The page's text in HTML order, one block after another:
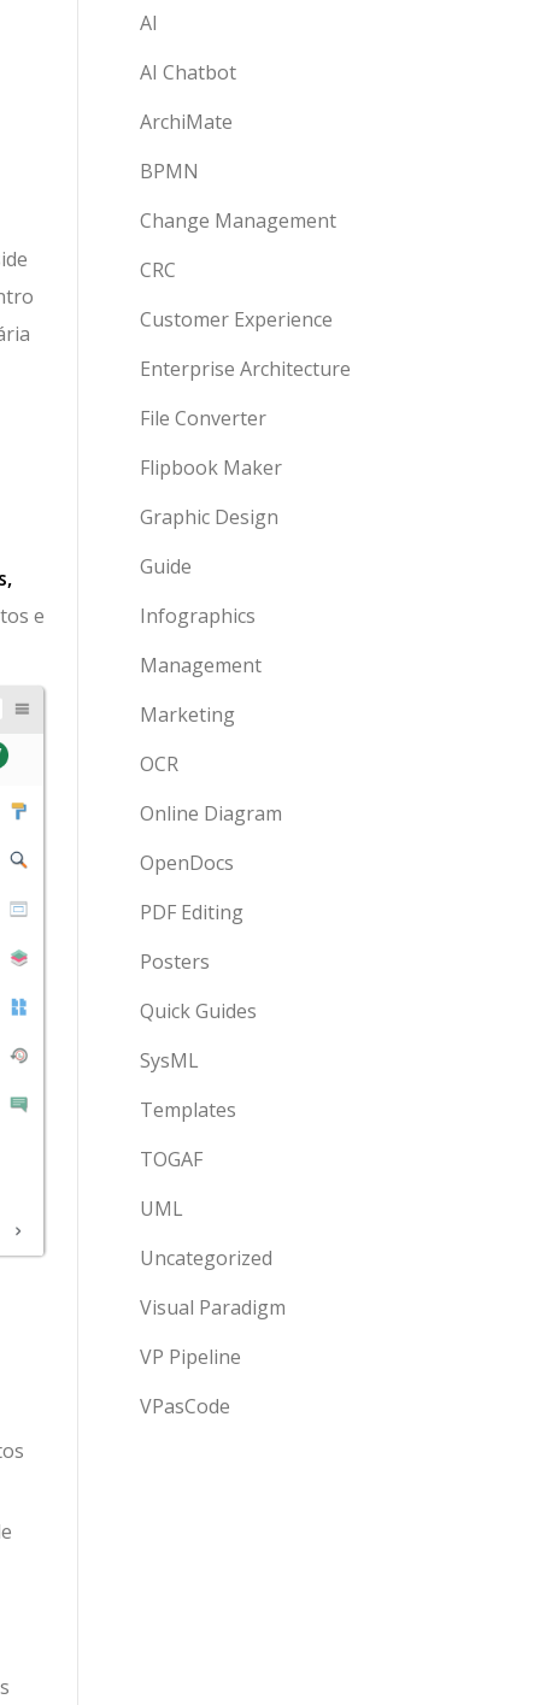
e
AI
AI Chatbot
ArchiMate
BPMN
Change Management
CRC
Customer Experience
Enterprise Architecture
File Converter
Flipbook Maker
Graphic Design
Guide
Infographics
Management
Marketing
OCR
Online Diagram
OpenDocs
PDF Editing
Posters
Quick Guides
SysML
Templates
TOGAF
UML
Uncategorized
Visual Paradigm
VP Pipeline
VPasCode